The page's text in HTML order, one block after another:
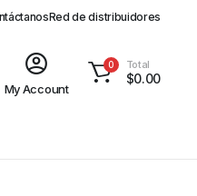
Red de distribuidores
My Account
0 Total
$0.00